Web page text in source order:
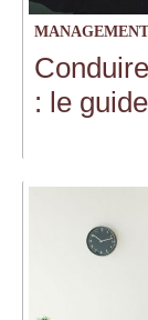
MANAGEMENT
: le